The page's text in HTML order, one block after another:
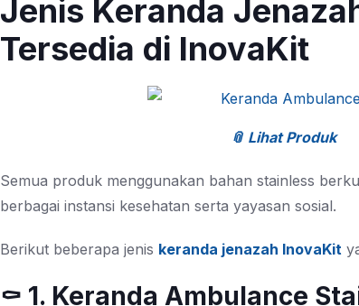
Jenis Keranda
Tersedia di InovaKit
📎 Lihat Produk
Semua produk menggunakan bahan stainless
berbagai instansi kesehatan serta yayasan sosial.
Berikut beberapa jenis keranda jenazah InovaKit
⚰️ 1. Keranda Ambulance